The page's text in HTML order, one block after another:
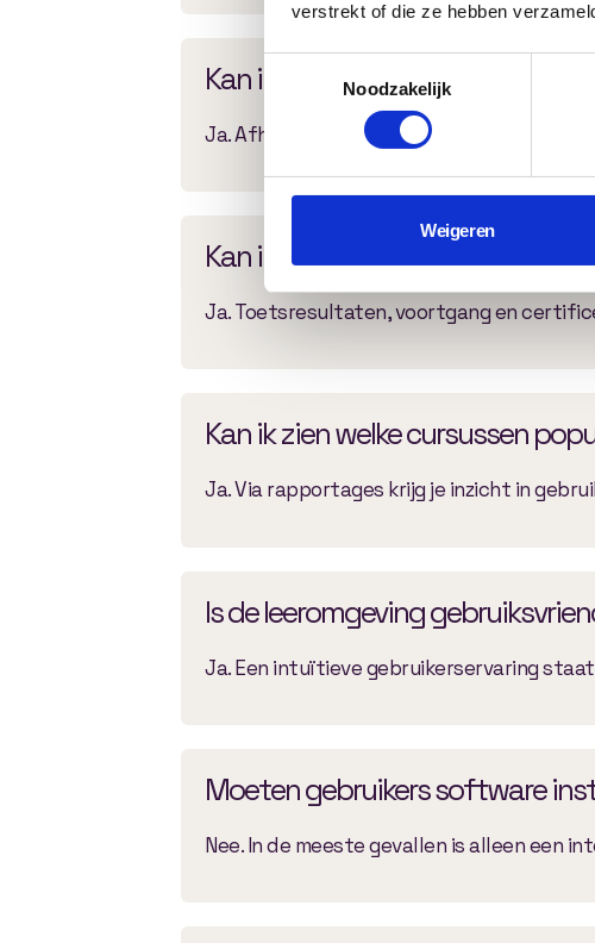
verstrekt of die ze hebben
Noodzakelijk
Weigeren
Kan ik rapportages exporteren?
Ja. Afhankelijk van de gewenste
Kan ik leerresultaten meten?
Ja. Toetsresultaten, voortgang en
Kan ik zien welke cursussen
Ja. Via rapportages krijg je inzicht in
Is de leeromgeving
Ja. Een intuïtieve gebruikerservaring
Moeten gebruikers software
Nee. In de meeste gevallen is alleen een